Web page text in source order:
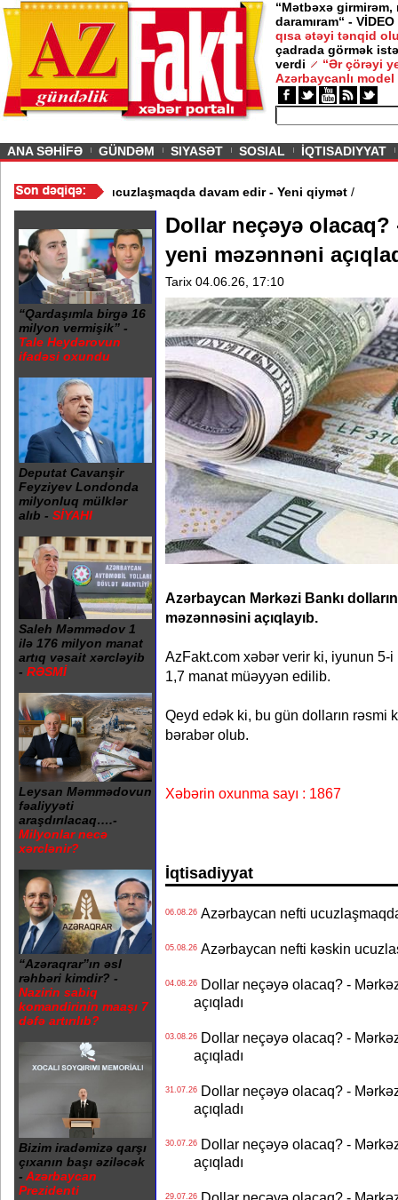
“Mətbəxə girmirəm,
daramıram“ - VİDEO
qısa ətəyi tənqid
çadrada görmək
verdi
“Ər çörəyi
Azərbaycanlı model
ANA SƏHİFƏ GÜNDƏM SIYASƏT SOSIAL İQTISADIYYAT
/Azərbaycan nefti ucuzlaşmaqda davam edir - Yeni qiymət
“Qardaşımla birgə 16
milyon vermişik” -
Tale Heydərovun
ifadəsi oxundu
Deputat Cavanşir
Feyziyev Londonda
milyonluq mülklər
alıb - SİYAHI
Saleh Məmmədov 1
ilə 176 milyon manat
artıq vəsait xərcləyib
- RƏSMİ
Leysan Məmmədovun
fəaliyyəti
araşdırılacaq….-
Milyonlar necə
xərclənir?
“Azəraqrar”ın əsl
rəhbəri kimdir? -
Nazirin sabiq
komandirinin maaşı 7
dəfə artırılıb?
Bizim iradəmizə qarşı
çıxanın başı əziləcək
- Azərbaycan
Prezidenti
Dollar neçəyə olacaq?
yeni məzənnəni
Tarix 04.06.26, 17:10
Azərbaycan Mərkəzi Bankı
məzənnəsini açıqlayıb.
AzFakt.com xəbər verir ki, iyunun 5-i
1,7 manat müəyyən edilib.
Qeyd edək ki, bu gün dolların rəsmi
bərabər olub.
Xəbərin oxunma sayı : 1867
İqtisadiyyat
06.08.26Azərbaycan nefti
05.08.26Azərbaycan nefti kəskin
04.08.26Dollar neçəyə olacaq? -
açıqladı
03.08.26Dollar neçəyə olacaq? -
açıqladı
31.07.26Dollar neçəyə olacaq? -
açıqladı
30.07.26Dollar neçəyə olacaq? -
açıqladı
29.07.26